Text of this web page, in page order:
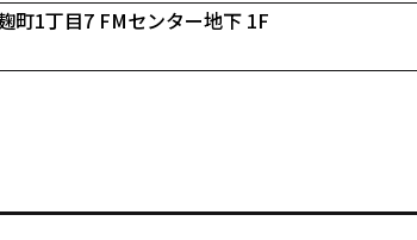
町1丁目7 FMセンター地下 1F